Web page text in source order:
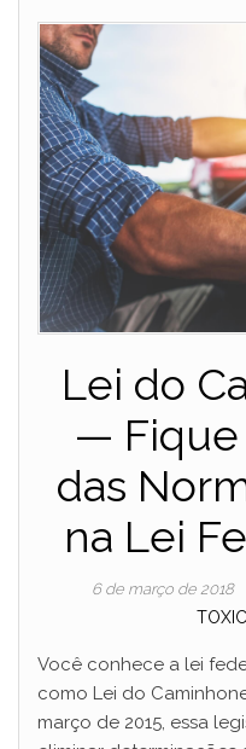
Lei do
— Fique
das
na Lei
6 de março de 2018
Você conhece a lei
como Lei do
março de 2015, essa